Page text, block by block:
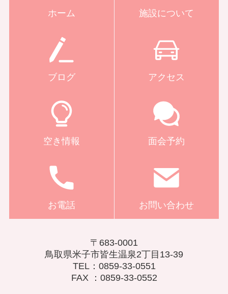
ホーム 施設について
ブログ アクセス
空き情報 面会予約
お電話 お問い合わせ
〒683-0001
鳥取県米子市皆生温泉2丁目13-39
TEL：0859-33-0551
FAX ：0859-33-0552